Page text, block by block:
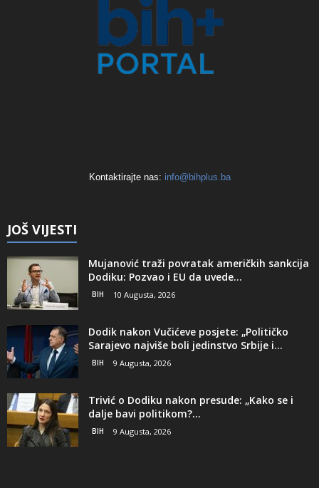
Kontaktirajte nas: info@bihplus.ba
JOŠ VIJESTI
Mujanović traži povratak američkih sankcija
Dodiku: Pozvao i EU da uvede...
BIH 10 Augusta, 2026
Dodik nakon Vučićeve posjete: „Političko
Sarajevo najviše boli jedinstvo Srbije i...
BIH 9 Augusta, 2026
Trivić o Dodiku nakon presude: „Kako se i
dalje bavi politikom?...
BIH 9 Augusta, 2026